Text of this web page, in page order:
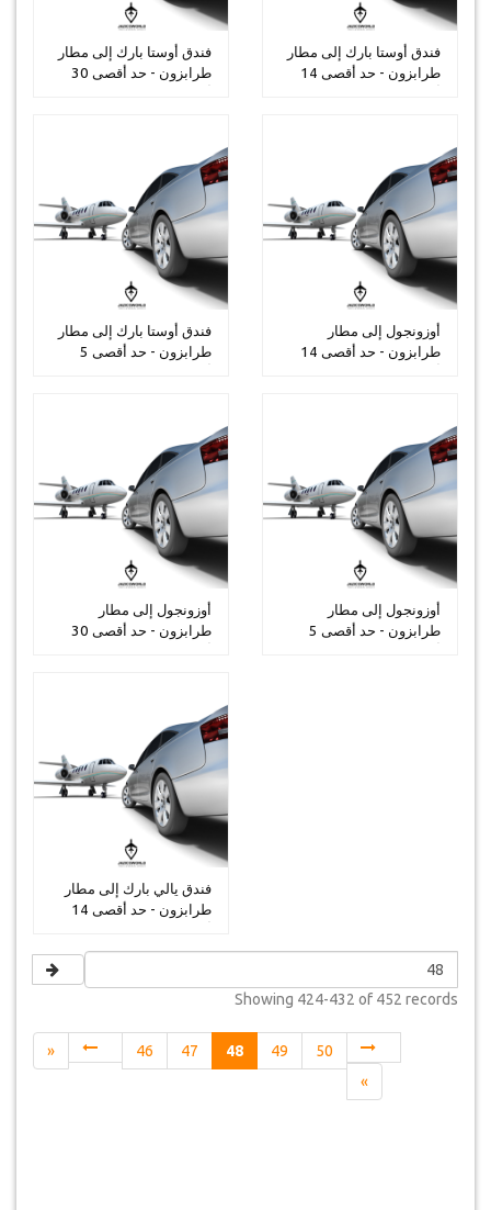
فندق أوستا بارك إلى مطار
طرابزون - حد أقصى 30
فندق أوستا بارك إلى مطار
طرابزون - حد أقصى 14
فندق أوستا بارك إلى مطار
طرابزون - حد أقصى 5
أوزونجول إلى مطار
طرابزون - حد أقصى 14
أوزونجول إلى مطار
طرابزون - حد أقصى 30
أوزونجول إلى مطار
طرابزون - حد أقصى 5
فندق يالي بارك إلى مطار
طرابزون - حد أقصى 14
Showing 424-432 of 452 records
« 46 47 48 49
50
»